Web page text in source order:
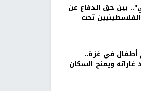
بين حق الدفاع عن
تحت
في غزة..
غاراته ويمنح السكان